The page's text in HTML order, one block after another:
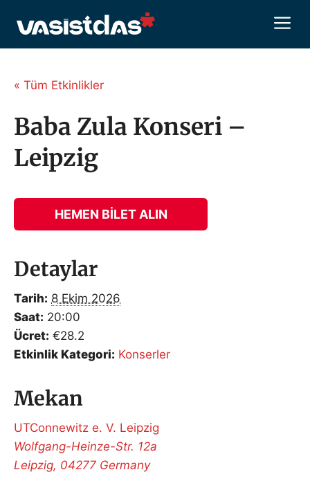
atla
« Tüm Etkinlikler
Baba Zula Konseri –
Leipzig
HEMEN BILET ALIN
Detaylar
Tarih: 8 Ekim 2026
Saat: 20:00
Ücret: €28.2
Etkinlik Kategori: Konserler
Mekan
UTConnewitz e. V. Leipzig
Wolfgang-Heinze-Str. 12a
Leipzig, 04277 Germany